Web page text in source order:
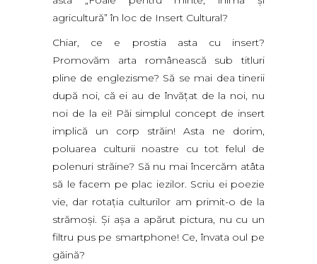
agricultură” în loc de Insert Cultural?
Chiar, ce e prostia asta cu insert?
Promovăm arta românească sub titluri
pline de englezisme? Să se mai dea tinerii
după noi, că ei au de învăţat de la noi, nu
noi de la ei! Păi simplul concept de insert
implică un corp străin! Asta ne dorim,
poluarea culturii noastre cu tot felul de
polenuri străine? Să nu mai încercăm atâta
să le facem pe plac iezilor. Scriu ei poezie
vie, dar rotaţia culturilor am primit-o de la
strămoşi. Şi aşa a apărut pictura, nu cu un
filtru pus pe smartphone! Ce, învata oul pe
găină?